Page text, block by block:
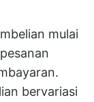
mulai
bervariasi